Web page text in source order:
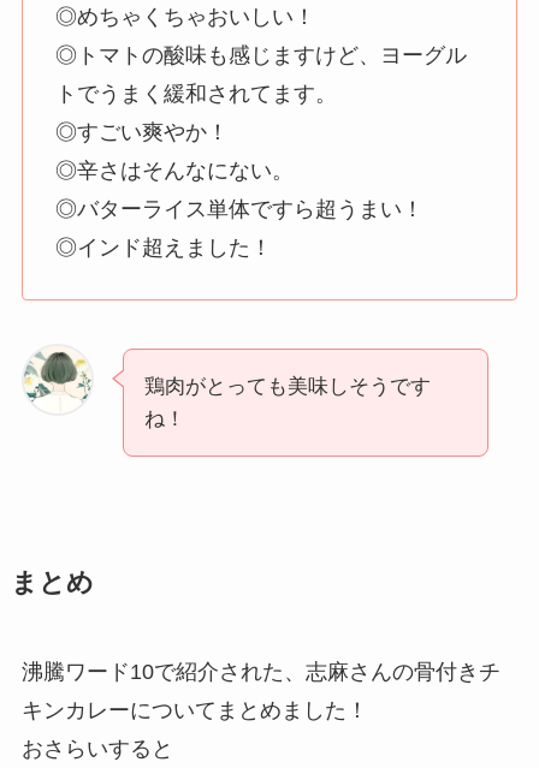
◎めちゃくちゃおいしい！
◎トマトの酸味も感じますけど、ヨーグル
トでうまく緩和されてます。
◎すごい爽やか！
◎辛さはそんなにない。
◎バターライス単体ですら超うまい！
◎インド超えました！
鶏肉がとっても美味しそうです
ね！
まとめ
沸騰ワード10で紹介された、志麻さんの骨付きチ
キンカレーについてまとめました！
おさらいすると